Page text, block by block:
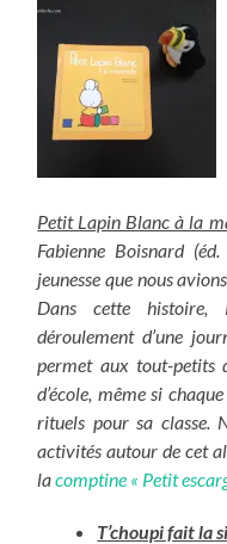
Petit Lapin Blanc à la
Fabienne Boisnard
jeunesse que nous
Dans cette histoire,
déroulement d’une
permet aux tout-petits
d’école, même si
rituels pour sa classe.
activités autour de cet
lacomptine « Petit
T’choupi fait la